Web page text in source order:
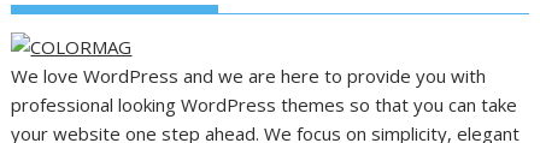
We love WordPress and we are here to provide you with
professional looking WordPress themes so that you can take
your website one step ahead. We focus on simplicity, elegant